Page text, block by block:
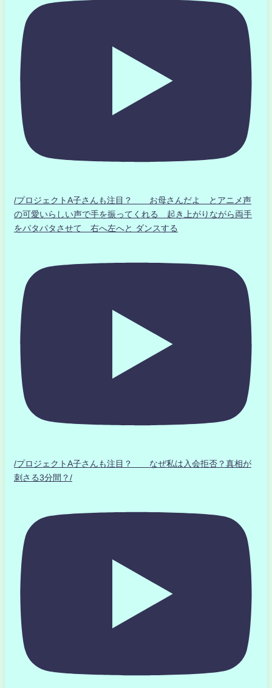
/プロジェクトA子さんも注目？ お母さんだよ とアニメ声
の可愛いらしい声で手を振ってくれる 起き上がりながら両手
をパタパタさせて 右へ左へと ダンスする
/プロジェクトA子さんも注目？ なぜ私は入会拒否？真相が
刺さる3分間？/